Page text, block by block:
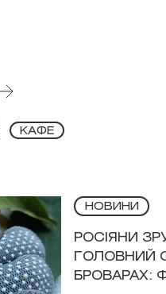
КАФЕ
НОВИНИ
РОСІЯНИ
ГОЛОВНИЙ
БРОВАРАХ: